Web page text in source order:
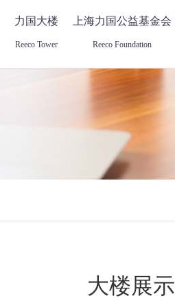
力国大楼
Reeco Tower
上海力国公益基金会
Reeco Foundation
大楼展示